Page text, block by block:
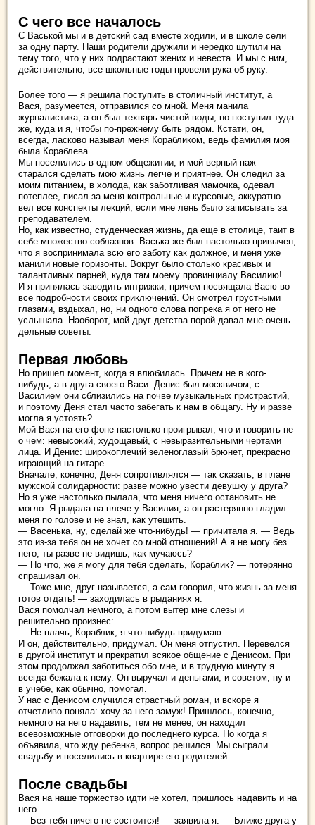
С чего все началось
С Васькой мы и в детский сад вместе ходили, и в школе сели
за одну парту. Наши родители дружили и нередко шутили на
тему того, что у них подрастают жених и невеста. И мы с ним,
действительно, все школьные годы провели рука об руку.
Более того — я решила поступить в столичный институт, а
Вася, разумеется, отправился со мной. Меня манила
журналистика, а он был технарь чистой воды, но поступил туда
же, куда и я, чтобы по-прежнему быть рядом. Кстати, он,
всегда, ласково называл меня Корабликом, ведь фамилия моя
была Кораблева.
Мы поселились в одном общежитии, и мой верный паж
старался сделать мою жизнь легче и приятнее. Он следил за
моим питанием, в холода, как заботливая мамочка, одевал
потеплее, писал за меня контрольные и курсовые, аккуратно
вел все конспекты лекций, если мне лень было записывать за
преподавателем.
Но, как известно, студенческая жизнь, да еще в столице, таит в
себе множество соблазнов. Васька же был настолько привычен,
что я воспринимала всю его заботу как должное, и меня уже
манили новые горизонты. Вокруг было столько красивых и
талантливых парней, куда там моему провинциалу Василию!
И я принялась заводить интрижки, причем посвящала Васю во
все подробности своих приключений. Он смотрел грустными
глазами, вздыхал, но, ни одного слова попрека я от него не
услышала. Наоборот, мой друг детства порой давал мне очень
дельные советы.
Первая любовь
Но пришел момент, когда я влюбилась. Причем не в кого-
нибудь, а в друга своего Васи. Денис был москвичом, с
Василием они сблизились на почве музыкальных пристрастий,
и поэтому Деня стал часто забегать к нам в общагу. Ну и разве
могла я устоять?
Мой Вася на его фоне настолько проигрывал, что и говорить не
о чем: невысокий, худощавый, с невыразительными чертами
лица. И Денис: широкоплечий зеленоглазый брюнет, прекрасно
играющий на гитаре.
Вначале, конечно, Деня сопротивлялся — так сказать, в плане
мужской солидарности: разве можно увести девушку у друга?
Но я уже настолько пылала, что меня ничего остановить не
могло. Я рыдала на плече у Василия, а он растерянно гладил
меня по голове и не знал, как утешить.
— Васенька, ну, сделай же что-нибудь! — причитала я. — Ведь
это из-за тебя он не хочет со мной отношений! А я не могу без
него, ты разве не видишь, как мучаюсь?
— Но что, же я могу для тебя сделать, Кораблик? — потерянно
спрашивал он.
— Тоже мне, друг называется, а сам говорил, что жизнь за меня
готов отдать! — заходилась в рыданиях я.
Вася помолчал немного, а потом вытер мне слезы и
решительно произнес:
— Не плачь, Кораблик, я что-нибудь придумаю.
И он, действительно, придумал. Он меня отпустил. Перевелся
в другой институт и прекратил всякое общение с Денисом. При
этом продолжал заботиться обо мне, и в трудную минуту я
всегда бежала к нему. Он выручал и деньгами, и советом, ну и
в учебе, как обычно, помогал.
У нас с Денисом случился страстный роман, и вскоре я
отчетливо поняла: хочу за него замуж! Пришлось, конечно,
немного на него надавить, тем не менее, он находил
всевозможные отговорки до последнего курса. Но когда я
объявила, что жду ребенка, вопрос решился. Мы сыграли
свадьбу и поселились в квартире его родителей.
После свадьбы
Вася на наше торжество идти не хотел, пришлось надавить и на
него.
— Без тебя ничего не состоится! — заявила я. — Ближе друга у